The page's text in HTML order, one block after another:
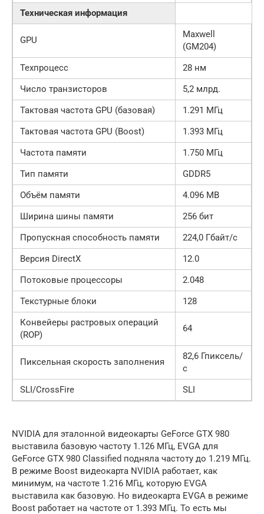
Техническая информация
GPU
Maxwell
(GM204)
Техпроцесс
28 нм
Число транзисторов
5,2 млрд.
Тактовая частота GPU (базовая)
1.291 МГц
Тактовая частота GPU (Boost)
1.393 МГц
Частота памяти
1.750 МГц
Тип памяти
GDDR5
Объём памяти
4.096 MB
Ширина шины памяти
256 бит
Пропускная способность памяти
224,0 Гбайт/с
Версия DirectX
12.0
Потоковые процессоры
2.048
Текстурные блоки
128
Конвейеры растровых операций
(ROP)
64
Пиксельная скорость заполнения
82,6 Гпиксель/
с
SLI/CrossFire
SLI
NVIDIA для эталонной видеокарты GeForce GTX 980
выставила базовую частоту 1.126 МГц, EVGA для
GeForce GTX 980 Classified подняла частоту до 1.219 МГц.
В режиме Boost видеокарта NVIDIA работает, как
минимум, на частоте 1.216 МГц, которую EVGA
выставила как базовую. Но видеокарта EVGA в режиме
Boost работает на частоте от 1.393 МГц. То есть мы